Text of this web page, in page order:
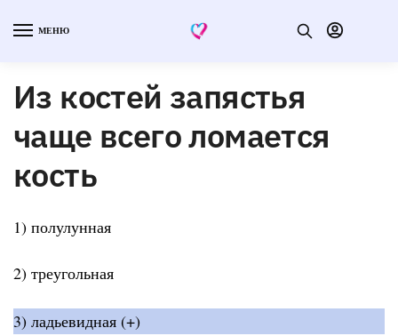
МЕНЮ
Из костей запястья
чаще всего ломается
кость
1) полулунная
2) треугольная
3) ладьевидная (+)